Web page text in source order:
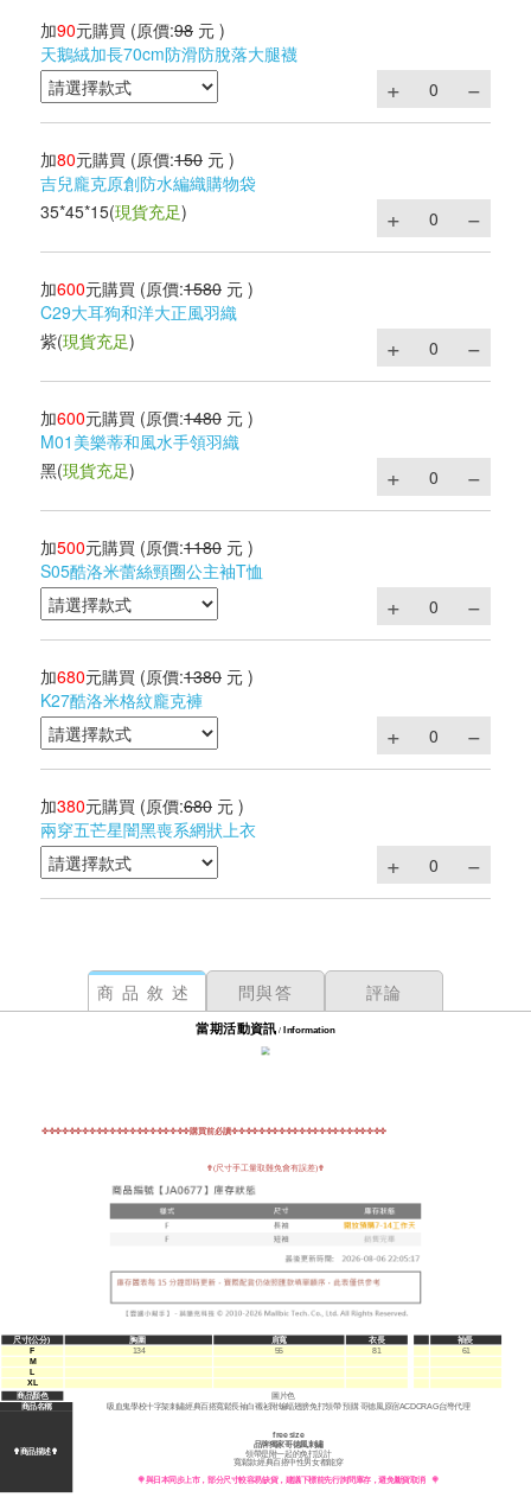
加90元購買 (原價:98 元 )
天鵝絨加長70cm防滑防脫落大腿襪
加80元購買 (原價:150 元 )
吉兒龐克原創防水編織購物袋
35*45*15(現貨充足)
加600元購買 (原價:1580 元 )
C29大耳狗和洋大正風羽織
紫(現貨充足)
加600元購買 (原價:1480 元 )
M01美樂蒂和風水手領羽織
黑(現貨充足)
加500元購買 (原價:1180 元 )
S05酷洛米蕾絲頸圈公主袖T恤
加680元購買 (原價:1380 元 )
K27酷洛米格紋龐克褲
加380元購買 (原價:680 元 )
兩穿五芒星闇黑喪系網狀上衣
商品敘述 問與答 評論